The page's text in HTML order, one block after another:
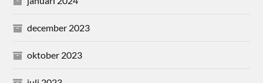
december 2023
oktober 2023